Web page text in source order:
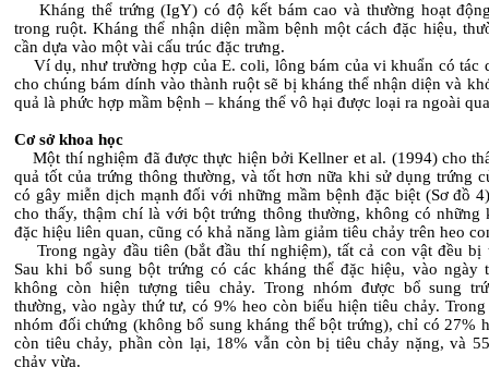
Kháng thể trứng (IgY) có độ kết bám cao và thường hoạt
trong ruột. Kháng thể nhận diện mầm bệnh một cách đặc hiệu,
cần dựa vào một vài cấu trúc đặc trưng.
Ví dụ, như trường hợp của E. coli, lông bám của vi khuẩn có tác
cho chúng bám dính vào thành ruột sẽ bị kháng thể nhận diện và
quả là phức hợp mầm bệnh – kháng thể vô hại được loại ra ngoài
Cơ sở khoa học
Một thí nghiệm đã được thực hiện bởi Kellner et al. (1994) cho
quả tốt của trứng thông thường, và tốt hơn nữa khi sử dụng trứng
có gây miễn dịch mạnh đối với những mầm bệnh đặc biệt (Sơ đồ
cho thấy, thậm chí là với bột trứng thông thường, không có những
đặc hiệu liên quan, cũng có khả năng làm giảm tiêu chảy trên heo
Trong ngày đầu tiên (bắt đầu thí nghiệm), tất cả con vật đều bị
Sau khi bổ sung bột trứng có các kháng thể đặc hiệu, vào ngày
không còn hiện tượng tiêu chảy. Trong nhóm được bổ sung
thường, vào ngày thứ tư, có 9% heo còn biểu hiện tiêu chảy.
nhóm đối chứng (không bổ sung kháng thể bột trứng), chỉ có 27%
còn tiêu chảy, phần còn lại, 18% vẫn còn bị tiêu chảy nặng, và
chảy vừa.